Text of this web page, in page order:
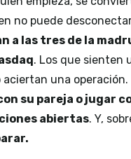
no puede
a las tres de la
. Los que sienten
una operación.
su pareja o jugar
abiertas. Y,